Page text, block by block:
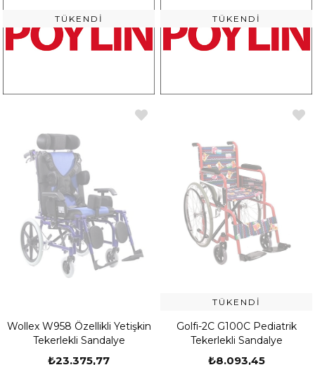
TÜKENDI TÜKENDI
Wollex W958 Özellikli Yetişkin
Tekerlekli Sandalye
₺23.375,77
TÜKENDI
Golfi-2C G100C Pediatrik
Tekerlekli Sandalye
₺8.093,45